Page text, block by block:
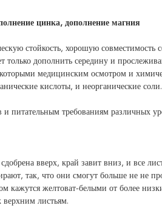
цинка, дополнение магния
стойкость, хорошую совместимость
только дополнить середину и
медицинским осмотром и
кислоты, и неорганические соли.
питательным требованиям различных
вверх, край завит вниз, и все
так, что они смогут больше не не
кажутся желтоват-белыми от более
листьям.